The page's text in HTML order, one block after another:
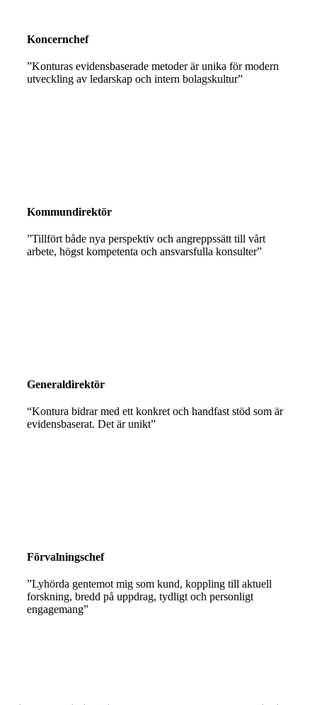
Koncernchef
”Konturas evidensbaserade metoder är unika för modern
utveckling av ledarskap och intern bolagskultur”
Kommundirektör
”Tillfört både nya perspektiv och angreppssätt till vårt
arbete, högst kompetenta och ansvarsfulla konsulter”
Generaldirektör
“Kontura bidrar med ett konkret och handfast stöd som är
evidensbaserat. Det är unikt”
Förvalningschef
”Lyhörda gentemot mig som kund, koppling till aktuell
forskning, bredd på uppdrag, tydligt och personligt
engagemang”